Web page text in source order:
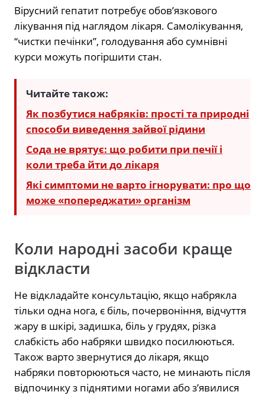
Вірусний гепатит потребує обов’язкового
лікування під наглядом лікаря. Самолікування,
“чистки печінки”, голодування або сумнівні
курси можуть погіршити стан.
Читайте також:
Як позбутися набряків: прості та природні
способи виведення зайвої рідини
Сода не врятує: що робити при печії і
коли треба йти до лікаря
Які симптоми не варто ігнорувати: про що
може «попереджати» організм
Коли народні засоби краще
відкласти
Не відкладайте консультацію, якщо набрякла
тільки одна нога, є біль, почервоніння, відчуття
жару в шкірі, задишка, біль у грудях, різка
слабкість або набряки швидко посилюються.
Також варто звернутися до лікаря, якщо
набряки повторюються часто, не минають після
відпочинку з піднятими ногами або з’явилися